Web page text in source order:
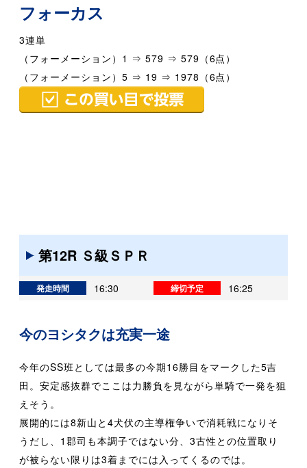
フォーカス
3連単
（フォーメーション）1 ⇒ 579 ⇒ 579（6点）
（フォーメーション）5 ⇒ 19 ⇒ 1978（6点）
第12R Ｓ級ＳＰＲ
発走時間 16:30 締切予定 16:25
今のヨシタクは充実一途
今年のSS班としては最多の今期16勝目をマークした5吉
田。安定感抜群でここは力勝負を見ながら単騎で一発を狙
えそう。
展開的には8新山と4犬伏の主導権争いで消耗戦になりそ
うだし、1郡司も本調子ではない分、3古性との位置取り
が被らない限りは3着までには入ってくるのでは。